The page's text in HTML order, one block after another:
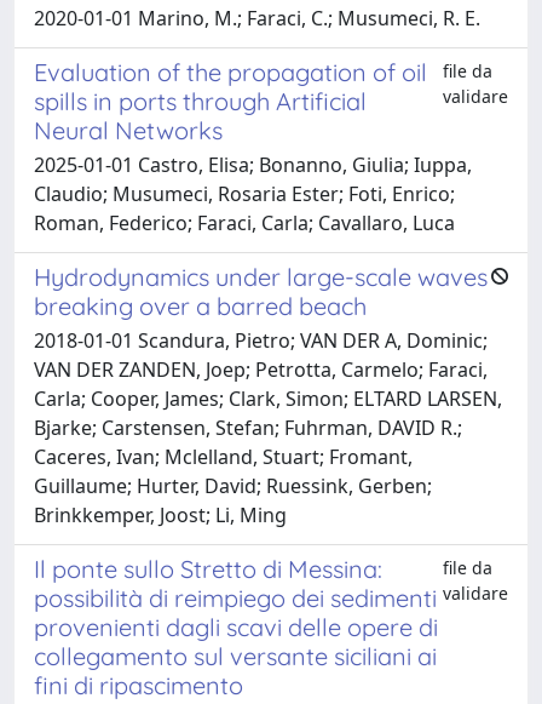
2020-01-01 Marino, M.; Faraci, C.; Musumeci, R. E.
Evaluation of the propagation of oil
spills in ports through Artificial
Neural Networks
file da
validare
2025-01-01 Castro, Elisa; Bonanno, Giulia; Iuppa,
Claudio; Musumeci, Rosaria Ester; Foti, Enrico;
Roman, Federico; Faraci, Carla; Cavallaro, Luca
Hydrodynamics under large-scale waves
breaking over a barred beach
2018-01-01 Scandura, Pietro; VAN DER A, Dominic;
VAN DER ZANDEN, Joep; Petrotta, Carmelo; Faraci,
Carla; Cooper, James; Clark, Simon; ELTARD LARSEN,
Bjarke; Carstensen, Stefan; Fuhrman, DAVID R.;
Caceres, Ivan; Mclelland, Stuart; Fromant,
Guillaume; Hurter, David; Ruessink, Gerben;
Brinkkemper, Joost; Li, Ming
Il ponte sullo Stretto di Messina:
possibilità di reimpiego dei sedimenti
provenienti dagli scavi delle opere di
collegamento sul versante siciliani ai
fini di ripascimento
file da
validare